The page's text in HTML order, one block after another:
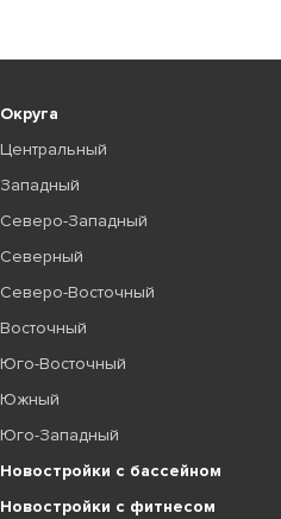
Округа
Центральный
Западный
Северо-Западный
Северный
Северо-Восточный
Восточный
Юго-Восточный
Южный
Юго-Западный
Новостройки с бассейном
Новостройки с фитнесом